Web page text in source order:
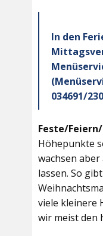
In den
034691/
Feste/
Höhepunkte
wachsen
lassen. So
viele kleinere
wir meist den